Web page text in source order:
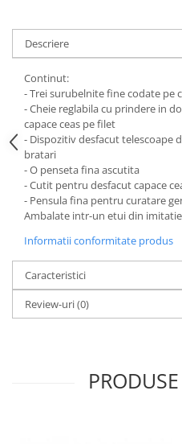
Clesti Miniatura
Dispozitive Bratari
Dispozitive Inele
Dispozitive Margelit
Fierastraie / Panze
Mandrine si Burghie
Menghine
Modelarea Metalului
Nicovale si Suporti
Pensete
Perii
PROMOTII Curele Apple Watch
Descriere
Continut:
- Trei surubelnite fine codate pe
- Cheie reglabila cu prindere in
capace ceas pe filet
- Dispozitiv desfacut telescoape
bratari
- O penseta fina ascutita
- Cutit pentru desfacut capace
- Pensula fina pentru curatare
Ambalate intr-un etui din
Informatii conformitate produs
Caracteristici
Review-uri(0)